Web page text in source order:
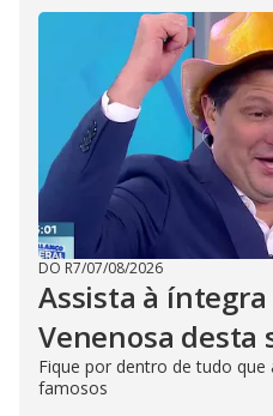
DO R7/07/08/2026
Assista à íntegra
Venenosa desta
Fique por dentro de tudo
famosos